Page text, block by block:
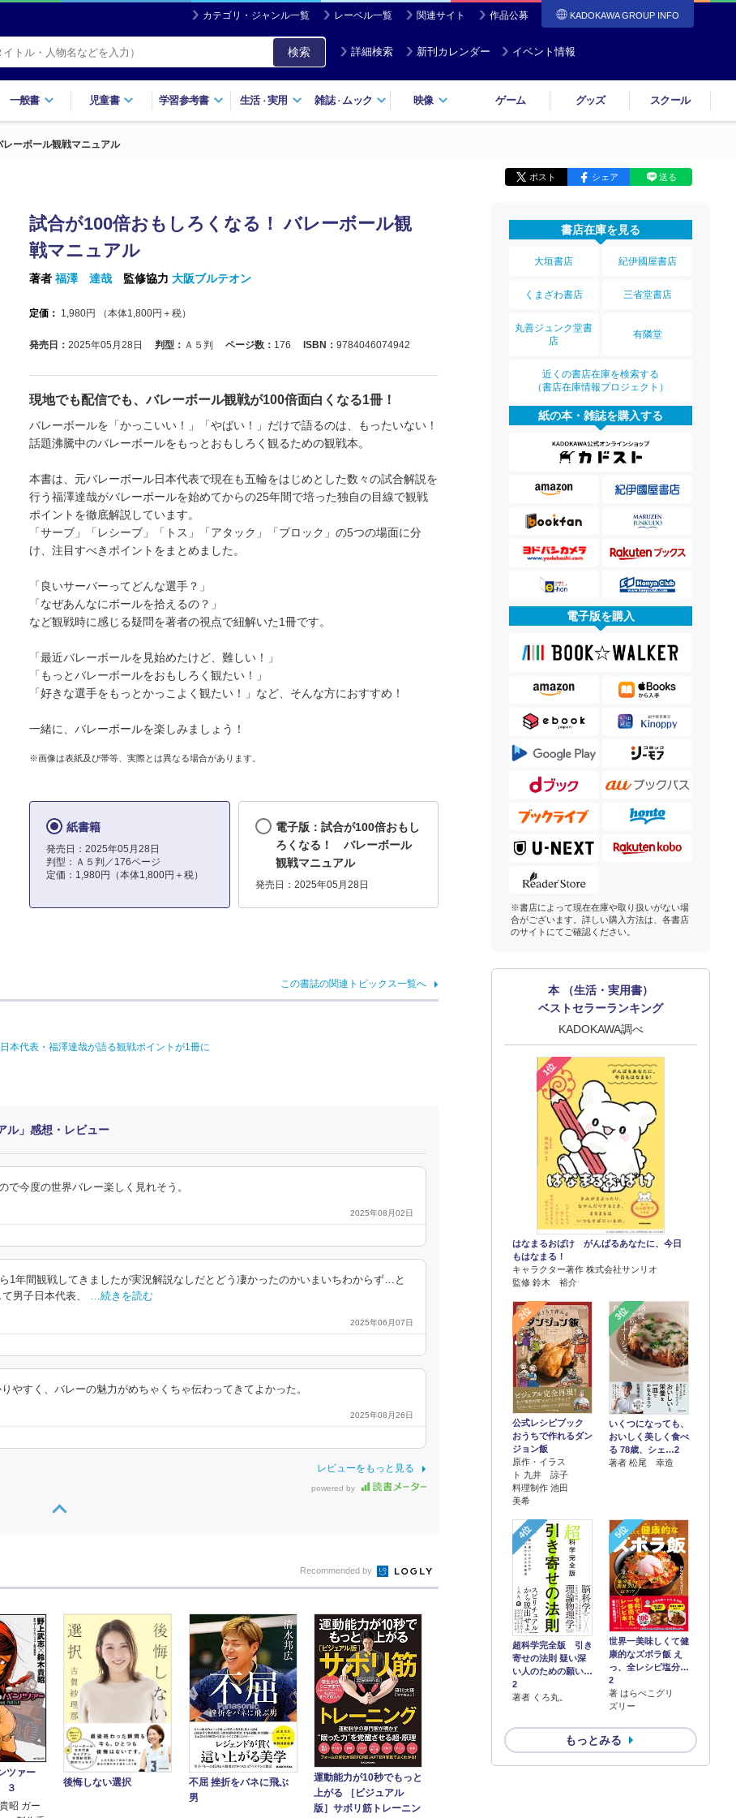
カテゴリ・ジャンル一覧 レーベル一覧 関連サイト 作品公募 KADOKAWA GROUP INFO
検索 詳細検索 新刊カレンダー イベント情報
一般書 児童書 学習参考書 生活・実用 雑誌・ ムック 映像 ゲーム グッズ スクール
ーボール観戦マニュアル
ポスト シェア 送る
試合が100倍おもしろくなる！ バレーボール観
戦マニュアル
著者 福澤 達哉 監修協力 大阪ブルテオン
定価： 1,980円 （本体1,800円＋税）
発売日： 2025年05月28日 判型： Ａ５判 ページ数： 176 ISBN： 9784046074942
現地でも配信でも、バレーボール観戦が100倍面白くなる1冊！
バレーボールを「かっこいい！」「やばい！」だけで語るのは、もったいない！
話題沸騰中のバレーボールをもっとおもしろく観るための観戦本。
本書は、元バレーボール日本代表で現在も五輪をはじめとした数々の試合解説を
行う福澤達哉がバレーボールを始めてからの25年間で培った独自の目線で観戦
ポイントを徹底解説しています。
「サーブ」「レシーブ」「トス」「アタック」「ブロック」の5つの場面に分
け、注目すべきポイントをまとめました。
「良いサーバーってどんな選手？」
「なぜあんなにボールを拾えるの？」
など観戦時に感じる疑問を著者の視点で紐解いた1冊です。
「最近バレーボールを見始めたけど、難しい！」
「もっとバレーボールをおもしろく観たい！」
「好きな選手をもっとかっこよく観たい！」など、そんな方におすすめ！
一緒に、バレーボールを楽しみましょう！
※画像は表紙及び帯等、実際とは異なる場合があります。
紙書籍
発売日：2025年05月28日
判型：Ａ５判／176ページ
定価：1,980円（本体1,800円＋税）
電子版：試合が100倍おもし
ろくなる！ バレーボール
観戦マニュアル
発売日：2025年05月28日
この書誌の関連トピックス一覧へ
本代表・福澤達哉が語る観戦ポイントが1冊に
ル」感想・レビュー
今度の世界バレー楽しく見れそう。
2025年08月02日
1年間観戦してきましたが実況解説なしだとどう凄かったのかいまいちわからず…と
男子日本代表、
…続きを読む
2025年06月07日
く、バレーの魅力がめちゃくちゃ伝わってきてよかった。
2025年08月26日
レビューをもっと見る
powered by
書店在庫を見る
大垣書店 紀伊國屋書店
くまざわ書店 三省堂書店
丸善ジュンク堂書
店
有隣堂
近くの書店在庫を検索する
（書店在庫情報プロジェクト）
紙の本・雑誌を購入する
電子版を購入
※書店によって現在在庫や取り扱いがない場
合がございます。詳しい購入方法は、各書店
のサイトにてご確認ください。
本 （生活・実用書）
ベストセラーランキング
KADOKAWA調べ
1位
はなまるおばけ がんばるあなたに、今日
もはなまる！
キャラクター著作 株式会社サンリオ
監修 鈴木 裕介
2位
公式レシピブック
おうちで作れるダン
ジョン飯
原作・イラス
ト 九井 諒子
料理制作 池田
美希
3位
いくつになっても、
おいしく美しく食べ
る 78歳、シェ…2
著者 松尾 幸造
4位
超科学完全版 引き
寄せの法則 疑い深
い人のための願い…
2
著者 くろ丸。
5位
世界一美味しくて健
康的なズボラ飯 え
っ、全レシピ塩分…
2
著 はらぺこグリ
ズリー
もっとみる
Recommended by
ツァー
３
昭 ガー
後悔しない選択
不屈 挫折をバネに飛ぶ
男
運動能力が10秒でもっと
上がる ［ビジュアル
版］サボリ筋トレーニン